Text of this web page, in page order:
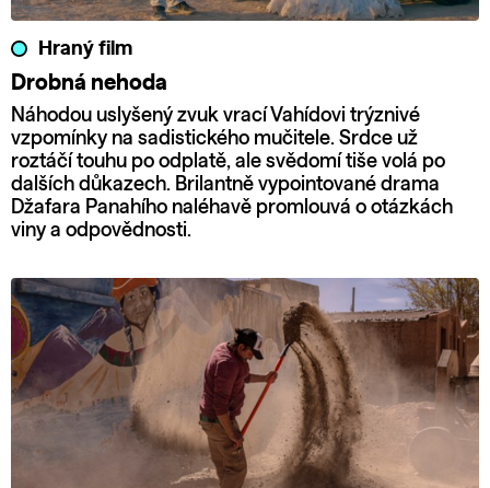
Hraný film
Drobná nehoda
Náhodou uslyšený zvuk vrací Vahídovi trýznivé
vzpomínky na sadistického mučitele. Srdce už
roztáčí touhu po odplatě, ale svědomí tiše volá po
dalších důkazech. Brilantně vypointované drama
Džafara Panahího naléhavě promlouvá o otázkách
viny a odpovědnosti.